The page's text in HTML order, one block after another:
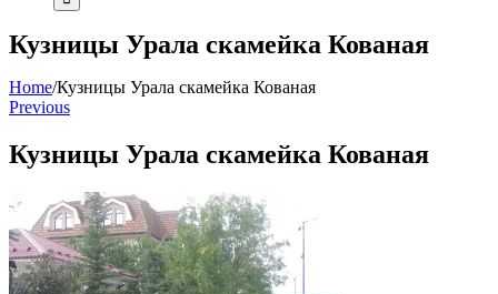
Кузницы Урала скамейка Кованая
Home/Кузницы Урала скамейка Кованая
Previous
Кузницы Урала скамейка Кованая